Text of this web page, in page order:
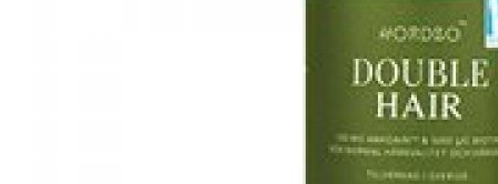
New Nordic Hair Volume Mega Strength 60 tabl.
398,95 kr.